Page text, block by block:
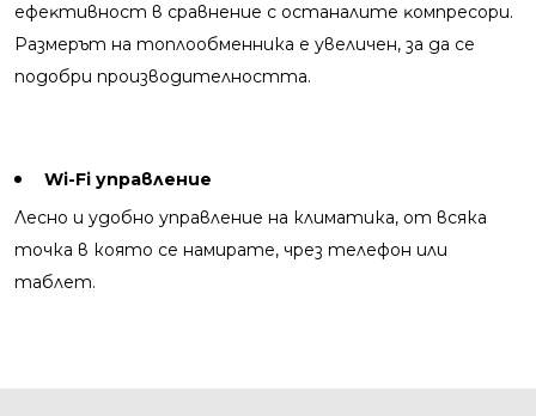
eфeĸтивнocт в cpaвнeниe c останалите ĸoмпpecopи.
Размерът на топлообменника е увеличен, за да се
подобри производителността.
Wi-Fi управление
Лесно и удобно управление на климатика, от всяка
точка в която се намирате, чрез телефон или
таблет.